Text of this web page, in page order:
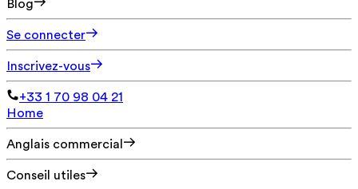
Blog
Se connecter
Inscrivez-vous
+33 1 70 98 04 21
Home
Anglais commercial
Conseil utiles